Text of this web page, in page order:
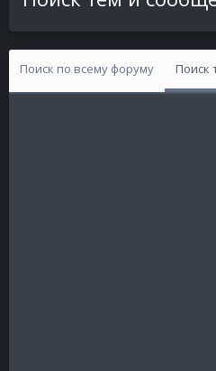
Поиск по всему форуму Поиск